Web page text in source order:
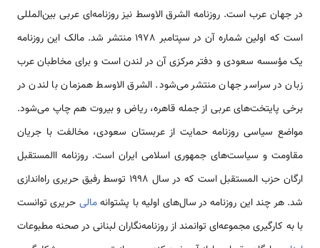
در جهان عرب است. روزنامه الشرق الاوسط نیز روزنامه‌ای عربی بین‌المللی
است که اولین شماره آن در سپتامبر 1978 منتشر شد. مالک این روزنامه
یک مؤسسه سعودی و دفتر مرکزی آن در لندن است و برای مخاطبان عرب
زبان در سراسر جهان منتشر می‌شود. الشرق الاوسط همزمان با لندن در
برخی پایتخت‌های عربی از جمله قاهره، ریاض و بیروت هم چاپ می‌شود.
مواضع سیاسی روزنامه حمایت از عربستان سعودی، مخالفت با جریان
مقاومت و سیاست‌های جمهوری اسلامی ایران است. روزنامه االمستقبل
ارگان حزب المستقبل است که در سال 1998 توسط رفیق حریری راه‌اندازی
شد. هر چند این روزنامه در سال‌های اولیه با پشتوانهمالی حریری توانست
با به کارگیری مجموعه‌ای توانمند از روزنامه‌نگاران لبنانی در صحنه مطبوعات